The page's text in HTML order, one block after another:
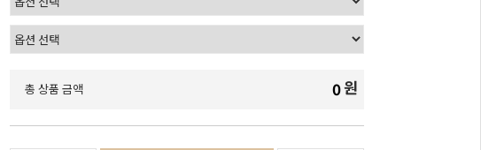
총 상품 금액 0원